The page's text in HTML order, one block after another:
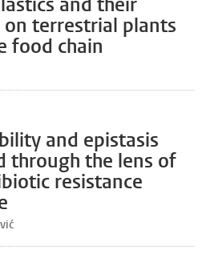
on terrestrial plants
food chain
and epistasis
through the lens of
resistance